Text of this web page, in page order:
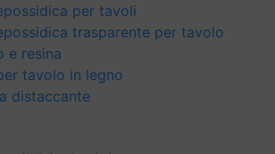
per tavoli
trasparente per tavolo
e resina
tavolo in legno
distaccante